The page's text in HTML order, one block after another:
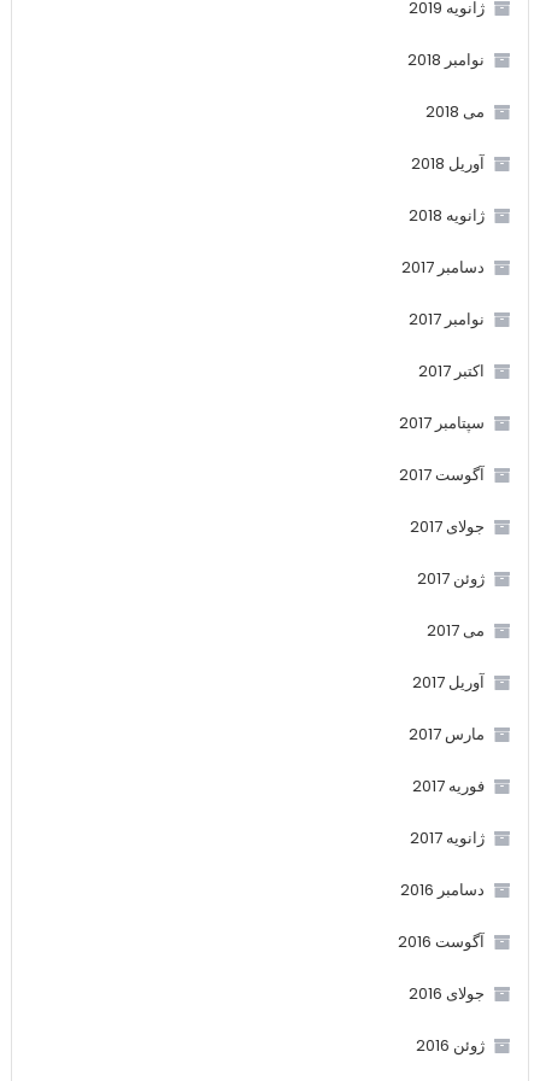
ژانویه 2019
نوامبر 2018
می 2018
آوریل 2018
ژانویه 2018
دسامبر 2017
نوامبر 2017
اکتبر 2017
سپتامبر 2017
آگوست 2017
جولای 2017
ژوئن 2017
می 2017
آوریل 2017
مارس 2017
فوریه 2017
ژانویه 2017
دسامبر 2016
آگوست 2016
جولای 2016
ژوئن 2016